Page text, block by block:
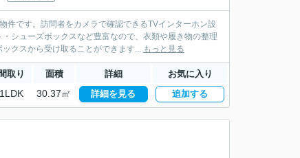
件です。訪問者をカメラで確認できるTVインターホン設
シューズボックスなど豊富なので、衣類や履き物の整理
クスから受け取ることができます... もっと見る
間取り 面積 詳細 お気に入り
1LDK 30.37㎡ 詳細を見る 追加する